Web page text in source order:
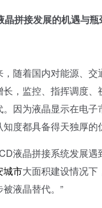
晶拼接发展的机遇与瓶
着国内对能源、交
长，监控、指挥调度
。因为液晶显示在电
度都具备得天独厚的
晶拼接系统发展遇
城市大面积建设情况
液晶替代。”